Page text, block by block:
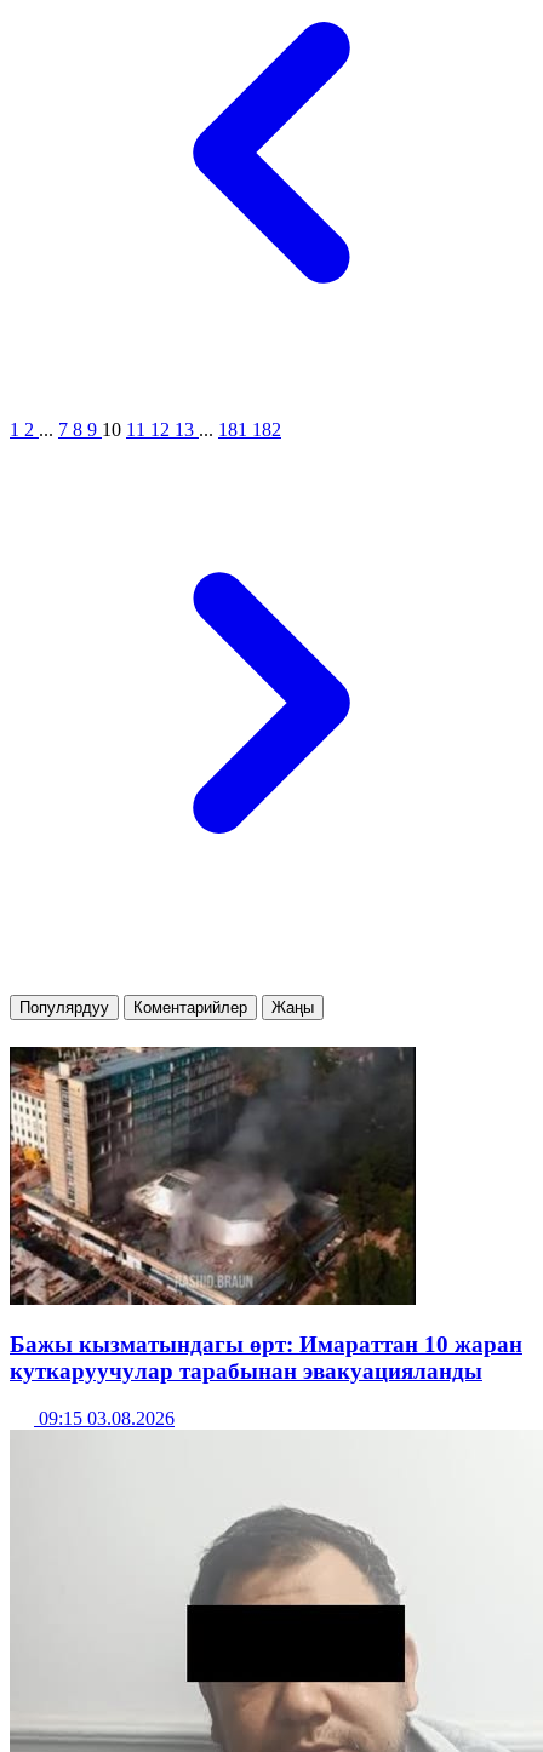
1 2 ... 7 8 9 10 11 12 13 ... 181 182
Популярдуу Коментарийлер Жаңы
Бажы кызматындагы өрт: Имараттан 10 жаран
куткаруучулар тарабынан эвакуацияланды
09:15 03.08.2026